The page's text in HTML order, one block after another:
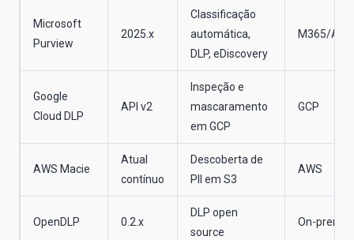
Microsoft
Purview
2025.x
Classificação
automática,
DLP, eDiscovery
M365/
Google
Cloud DLP
API v2
Inspeção e
mascaramento
em GCP
GCP
AWS Macie
Atual
contínuo
Descoberta de
PII em S3
AWS
OpenDLP 0.2.x
DLP open
source
On-prem